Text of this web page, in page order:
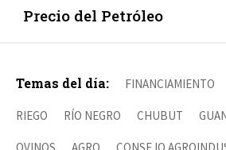
Precio del Petróleo
Temas del día: FINANCIAMIENTO
RIEGO RÍO NEGRO CHUBUT